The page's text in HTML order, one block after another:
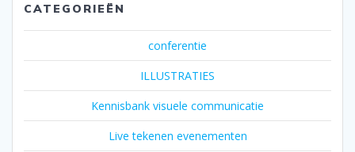
CATEGORIEËN
conferentie
ILLUSTRATIES
Kennisbank visuele communicatie
Live tekenen evenementen